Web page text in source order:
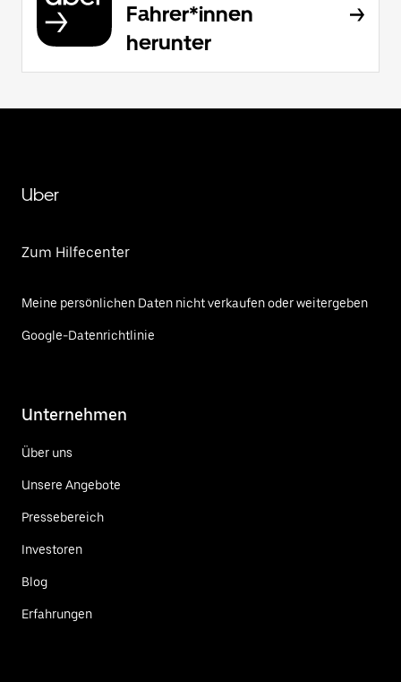
Fahrer*innen
herunter
Uber
Zum Hilfecenter
Meine persönlichen Daten nicht verkaufen oder weitergeben
Google-Datenrichtlinie
Unternehmen
Über uns
Unsere Angebote
Pressebereich
Investoren
Blog
Erfahrungen